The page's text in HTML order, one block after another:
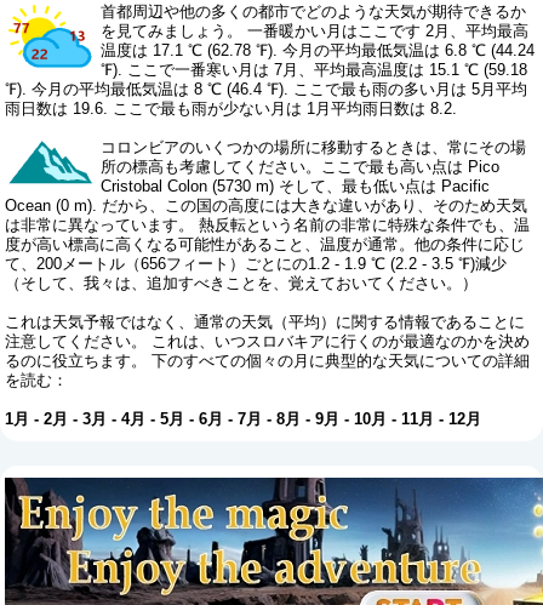
首都周辺や他の多くの都市でどのような天気が期待できるか
を見てみましょう。 一番暖かい月はここです 2月、平均最高
温度は 17.1 ℃ (62.78 ℉). 今月の平均最低気温は 6.8 ℃ (44.24
℉). ここで一番寒い月は 7月、平均最高温度は 15.1 ℃ (59.18
℉). 今月の平均最低気温は 8 ℃ (46.4 ℉). ここで最も雨の多い月は 5月平均
雨日数は 19.6. ここで最も雨が少ない月は 1月平均雨日数は 8.2.
コロンビアのいくつかの場所に移動するときは、常にその場
所の標高も考慮してください。ここで最も高い点は Pico
Cristobal Colon (5730 m) そして、最も低い点は Pacific
Ocean (0 m). だから、この国の高度には大きな違いがあり、そのため天気
は非常に異なっています。 熱反転という名前の非常に特殊な条件でも、温
度が高い標高に高くなる可能性があること、温度が通常。他の条件に応じ
て、200メートル（656フィート）ごとにの1.2 - 1.9 ℃ (2.2 - 3.5 ℉)減少
（そして、我々は、追加すべきことを、覚えておいてください。）
これは天気予報ではなく、通常の天気（平均）に関する情報であることに
注意してください。 これは、いつスロバキアに行くのが最適なのかを決め
るのに役立ちます。 下のすべての個々の月に典型的な天気についての詳細
を読む：
1月 -2月 -3月 -4月 -5月 -6月 -7月 -8月 -9月 -10月 -11月 -12月